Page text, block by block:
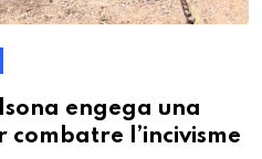
engega una
l’incivisme